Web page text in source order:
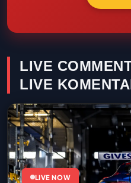
LIVE
LIVE
LIVE NOW